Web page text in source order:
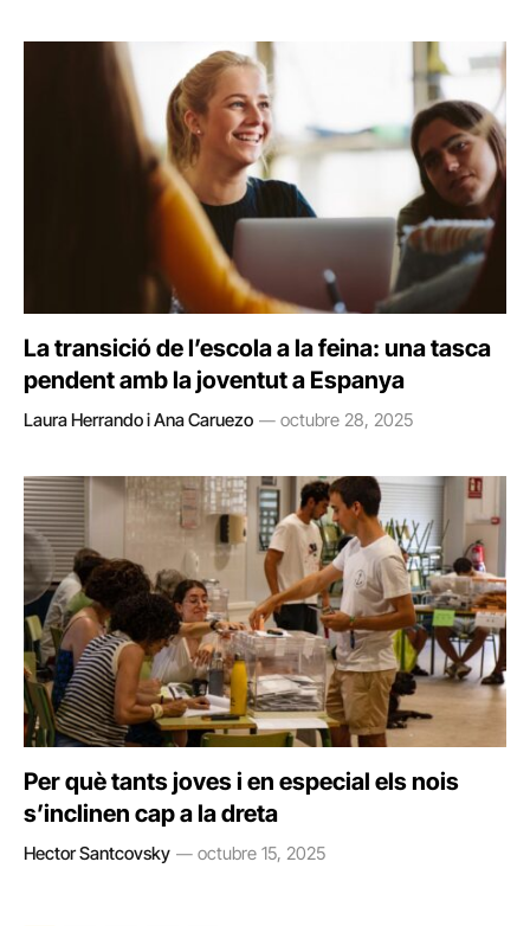
La transició de l’escola a la feina: una tasca
pendent amb la joventut a Espanya
Laura Herrando i Ana Caruezo octubre 28, 2025
Per què tants joves i en especial els nois
s’inclinen cap a la dreta
Hector Santcovsky octubre 15, 2025